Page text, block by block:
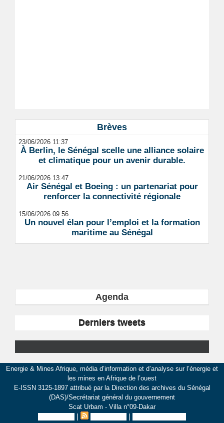
Brèves
23/06/2026 11:37
À Berlin, le Sénégal scelle une alliance solaire
et climatique pour un avenir durable.
21/06/2026 13:47
Air Sénégal et Boeing : un partenariat pour
renforcer la connectivité régionale
15/06/2026 09:56
Un nouvel élan pour l’emploi et la formation
maritime au Sénégal
Agenda
Derniers tweets
Energie & Mines Afrique, média d’information et d’analyse sur l’énergie et
les mines en Afrique de l’ouest
E-ISSN 3125-1897 attribué par la Direction des archives du Sénégal
(DAS)/Secrétariat général du gouvernement
Scat Urbam - Villa n°09-Dakar
| |